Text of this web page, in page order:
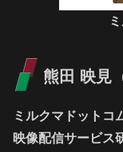
熊田 映見
ミルクマドットコ
映像配信サービス